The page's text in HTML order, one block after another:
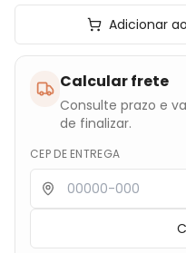
Adicionar
Calcular frete
Consulte prazo e
de finalizar.
CEP DE ENTREGA